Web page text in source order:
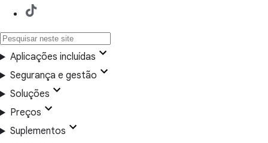
Aplicações incluídas
Segurança e gestão
Soluções
Preços
Suplementos